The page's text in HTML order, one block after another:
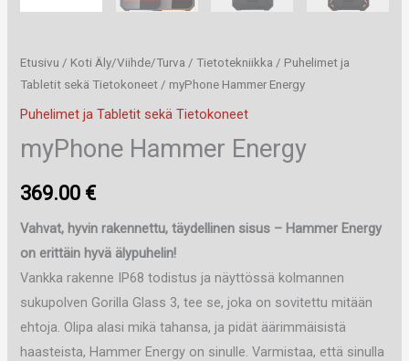
Etusivu / Koti Äly/Viihde/Turva /Tietotekniikka / Puhelimet ja
Tabletit sekä Tietokoneet / myPhone Hammer Energy
Puhelimet ja Tabletit sekä Tietokoneet
myPhone Hammer Energy
369.00 €
Vahvat, hyvin rakennettu, täydellinen sisus – Hammer Energy
on erittäin hyvä älypuhelin!
Vankka rakenne IP68 todistus ja näyttössä kolmannen
sukupolven Gorilla Glass 3, tee se, joka on sovitettu mitään
ehtoja. Olipa alasi mikä tahansa, ja pidät äärimmäisistä
haasteista, Hammer Energy on sinulle. Varmistaa, että sinulla